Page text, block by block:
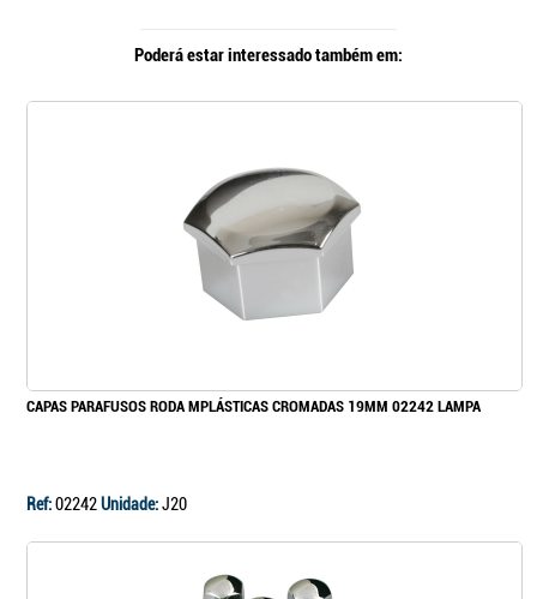
Poderá estar interessado também em:
CAPAS PARAFUSOS RODA MPLÁSTICAS CROMADAS 19MM 02242 LAMPA
Ref:02242Unidade:J20